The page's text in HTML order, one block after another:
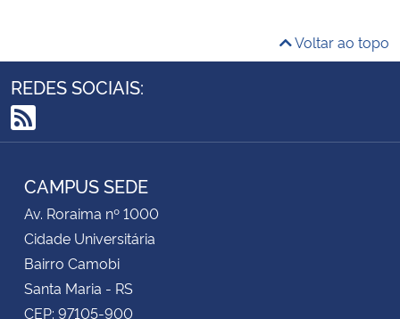
Voltar ao topo
REDES SOCIAIS:
RSS
CAMPUS SEDE
Av. Roraima nº 1000
Cidade Universitária
Bairro Camobi
Santa Maria - RS
CEP: 97105-900